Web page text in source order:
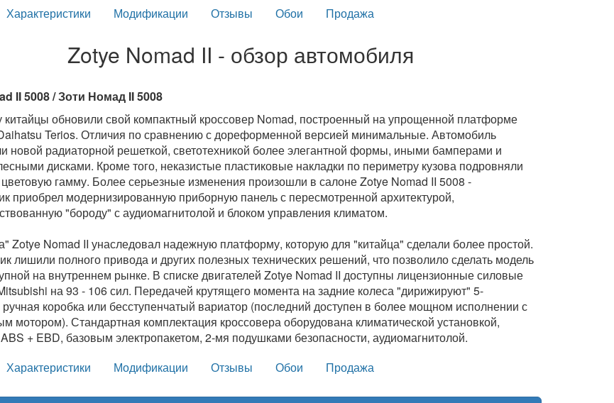
Характеристики Модификации Отзывы Обои Продажа
Zotye Nomad II - обзор автомобиля
II 5008 / Зоти Номад II 5008
китайцы обновили свой компактный кроссовер Nomad, построенный на упрощенной платформе
Terios. Отличия по сравнению с дореформенной версией минимальные. Автомобиль
новой радиаторной решеткой, светотехникой более элегантной формы, иными бамперами и
дисками. Кроме того, неказистые пластиковые накладки по периметру кузова подровняли
гамму. Более серьезные изменения произошли в салоне Zotye Nomad II 5008 -
приобрел модернизированную приборную панель с пересмотренной архитектурой,
"бороду" с аудиомагнитолой и блоком управления климатом.
Zotye Nomad II унаследовал надежную платформу, которую для "китайца" сделали более простой.
лишили полного привода и других полезных технических рeшений, что позволило сделать модель
на внутреннем рынке. В списке двигателей Zotye Nomad II доступны лицензионные силовые
на 93 - 106 сил. Передачей крутящего момента на задние колеса "дирижируют" 5-
ручная коробка или бесступенчатый вариатор (последний доступен в более мощном исполнении с
мотором). Стандартная комплектация кроссовера оборудована климатической установкой,
+ EBD, базовым электропакетом, 2-мя подушками безопасности, аудиомагнитолой.
Характеристики Модификации Отзывы Обои Продажа